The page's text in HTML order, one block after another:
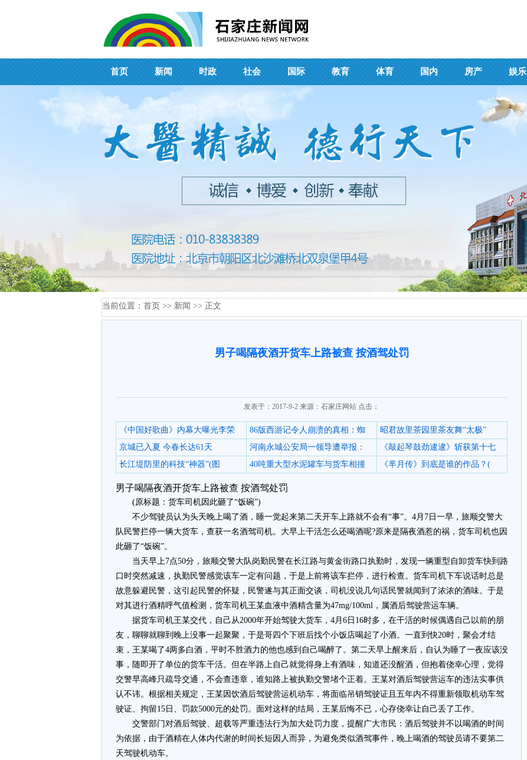
首页 新闻 时政 社会 国际 教育 体育 国内 房产 娱乐
当前位置： 首页 >> 新闻 >> 正文
男子喝隔夜酒开货车上路被查 按酒驾处罚
发表于：2017-9-2 来源：石家庄网站 点击：
《中国好歌曲》内幕大曝光李荣 86版西游记令人崩溃的真相：蜘
昭君故里茶园里茶友舞“太极”
京城已入夏 今春长达61天
河南永城公安局一领导遭举报：
《敲起琴鼓劲逮逮》斩获第十七
长江堤防里的科技“神器”(图
40吨重大型水泥罐车与货车相撞 《芈月传》到底是谁的作品？(
男子喝隔夜酒开货车上路被查 按酒驾处罚
(原标题：货车司机因此砸了“饭碗”)
不少驾驶员认为头天晚上喝了酒，睡一觉起来第二天开车上路就不会有“事”。4月7日一早，旅顺交警大
队民警拦停一辆大货车，查获一名酒驾司机。大早上干活怎么还喝酒呢?原来是隔夜酒惹的祸，货车司机也因
此砸了“饭碗”。
当天早上7点50分，旅顺交警大队岗勤民警在长江路与黄金街路口执勤时，发现一辆重型自卸货车快到路
口时突然减速，执勤民警感觉该车一定有问题，于是上前将该车拦停，进行检查。货车司机下车说话时总是
故意躲避民警，这引起民警的怀疑，民警遂与其正面交谈，司机没说几句话民警就闻到了浓浓的酒味。于是
对其进行酒精呼气值检测，货车司机王某血液中酒精含量为47mg/100ml，属酒后驾驶营运车辆。
据货车司机王某交代，自己从2000年开始驾驶大货车，4月6日16时多，在干活的时候偶遇自己以前的朋
友，聊聊就聊到晚上没事一起聚聚，于是哥四个下班后找个小饭店喝起了小酒。一直到快20时，聚会才结
束，王某喝了4两多白酒，平时不胜酒力的他也感到自己喝醉了。第二天早上醒来后，自认为睡了一夜应该没
事，随即开了单位的货车干活。但在半路上自己就觉得身上有酒味，知道还没醒酒，但抱着侥幸心理，觉得
交警早高峰只疏导交通，不会查违章，谁知路上被执勤交警堵个正着。王某对酒后驾驶营运车的违法实事供
认不讳。根据相关规定，王某因饮酒后驾驶营运机动车，将面临吊销驾驶证且五年内不得重新领取机动车驾
驶证、拘留15日、罚款5000元的处罚。面对这样的结局，王某后悔不已，心存侥幸让自己丢了工作。
交警部门对酒后驾驶、超载等严重违法行为加大处罚力度，提醒广大市民：酒后驾驶并不以喝酒的时间
为依据，由于酒精在人体内代谢的时间长短因人而异，为避免类似酒驾事件，晚上喝酒的驾驶员请不要第二
天驾驶机动车。